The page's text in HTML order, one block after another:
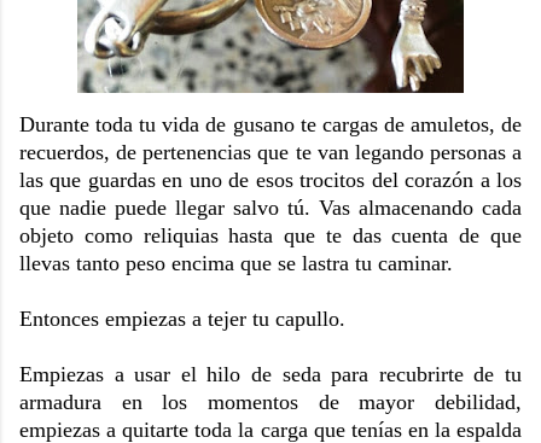
Durante toda tu vida de gusano te cargas de amuletos, de
recuerdos, de pertenencias que te van legando personas a
las que guardas en uno de esos trocitos del corazón a los
que nadie puede llegar salvo tú. Vas almacenando cada
objeto como reliquias hasta que te das cuenta de que
llevas tanto peso encima que se lastra tu caminar.
Entonces empiezas a tejer tu capullo.
Empiezas a usar el hilo de seda para recubrirte de tu
armadura en los momentos de mayor debilidad,
empiezas a quitarte toda la carga que tenías en la espalda